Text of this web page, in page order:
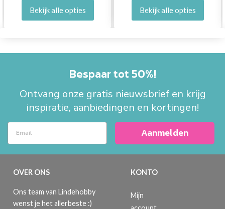
Bekijk alle opties Bekijk alle opties
Bespaar tot 50%!
Ontvang onze gratis nieuwsbrief en krijg
inspiratie, aanbiedingen en kortingen!
Aanmelden
OVER ONS
Ons team van Lindehobby
wenst je het allerbeste :)
KONTO
Mijn